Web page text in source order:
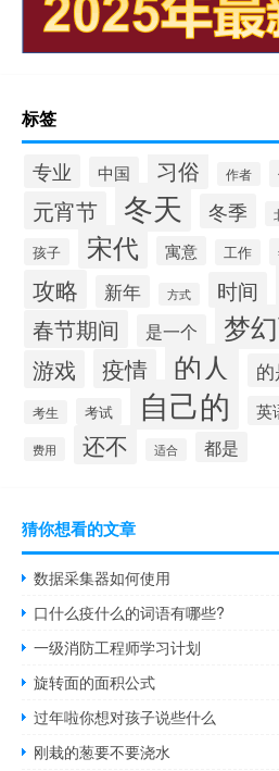
标签
专业 中国 习俗 作者
元宵节 冬天 冬季
孩子 宋代 寓意 工作
攻略 新年 方式 时间
春节期间 是一个 梦
游戏 疫情 的人
考生 考试 自己的 英
费用 还不 适合 都是
猜你想看的文章
数据采集器如何使用
口什么疫什么的词语有哪些?
一级消防工程师学习计划
旋转面的面积公式
过年啦你想对孩子说些什么
刚栽的葱要不要浇水